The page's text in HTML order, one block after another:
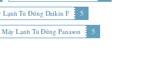
Lạnh Tủ Đứng Daikin F
5
Máy Lạnh Tủ Đứng Panason 5